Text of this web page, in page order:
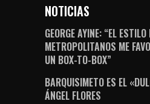
NOTICIAS
GEORGE AYINE: “EL ESTILO
METROPOLITANOS ME
UN BOX-TO-BOX”
BARQUISIMETO ES EL
ÁNGEL FLORES